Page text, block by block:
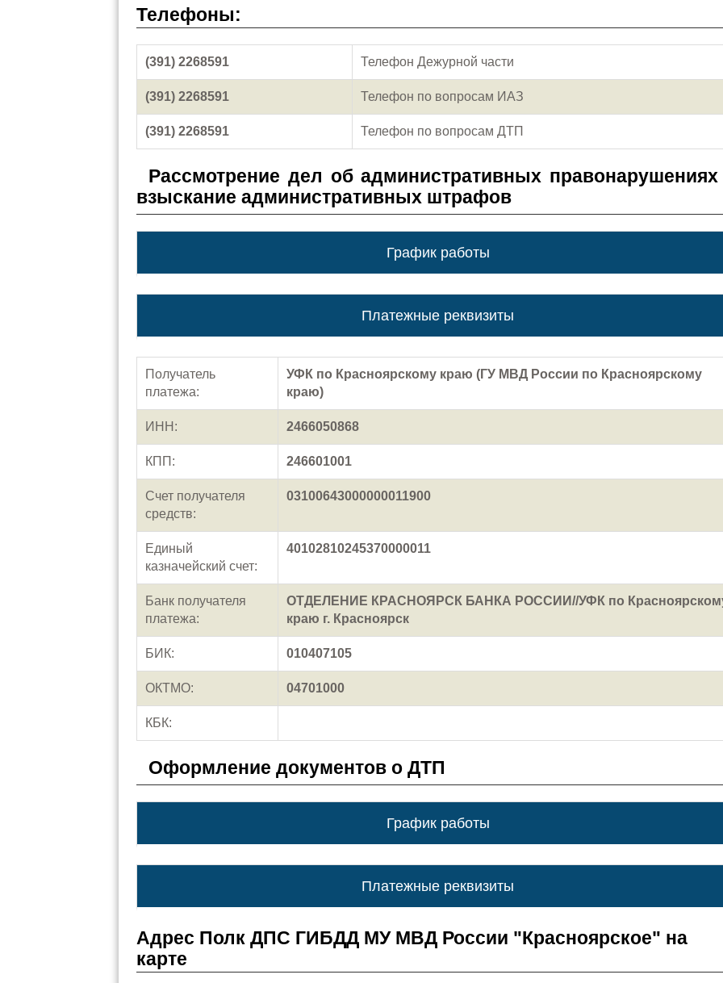
Телефоны:
(391) 2268591 Телефон Дежурной части
(391) 2268591 Телефон по вопросам ИАЗ
(391) 2268591 Телефон по вопросам ДТП
Рассмотрение дел об административных
взыскание административных штрафов
График работы
Платежные реквизиты
Получатель
платежа:
УФК по Красноярскому краю (ГУ МВД России по Красноярскому
краю)
ИНН: 2466050868
КПП: 246601001
Счет получателя
средств:
03100643000000011900
Единый
казначейский счет:
40102810245370000011
Банк получателя
платежа:
ОТДЕЛЕНИЕ КРАСНОЯРСК БАНКА РОССИИ//УФК по
краю г. Красноярск
БИК: 010407105
ОКТМО: 04701000
КБК:
Оформление документов о ДТП
График работы
Платежные реквизиты
Адрес Полк ДПС ГИБДД МУ МВД России "Красноярское" на
карте